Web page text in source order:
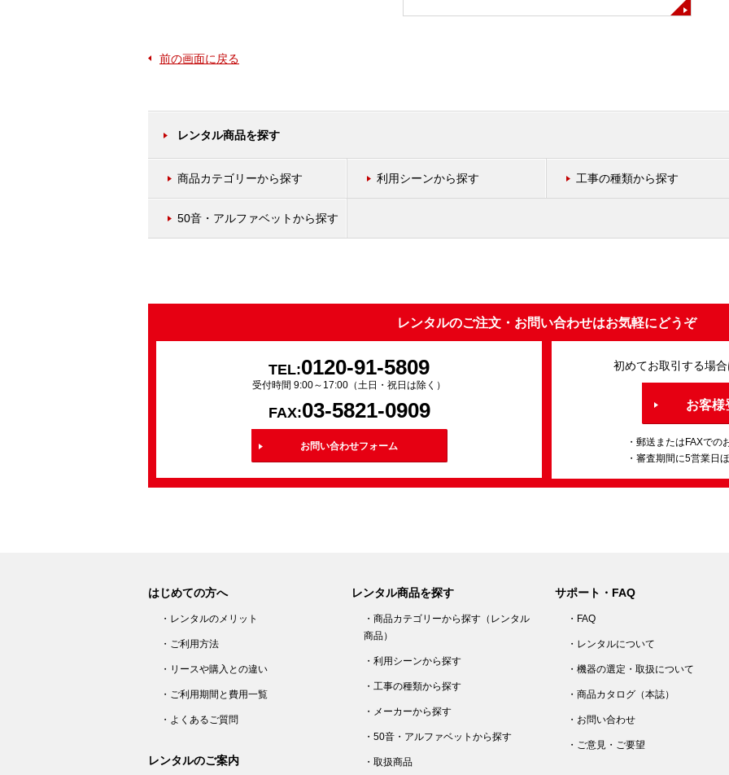
前の画面に戻る
レンタル商品を探す
商品カテゴリーから探す 利用シーンから探す 工事の種類から探す
50音・アルファベットから探す
レンタルのご注文・お問い合わせはお気軽にどうぞ
TEL:0120-91-5809
受付時間 9:00～17:00（土日・祝日は除く）
FAX:03-5821-0909
お問い合わせフォーム
初めてお取引する場
お客様
・郵送またはFAXでの
・審査期間に5営業日
はじめての方へ
・レンタルのメリット
・ご利用方法
・リースや購入との違い
・ご利用期間と費用一覧
・よくあるご質問
レンタルのご案内
レンタル商品を探す
・商品カテゴリーから探す（レンタル
商品）
・利用シーンから探す
・工事の種類から探す
・メーカーから探す
・50音・アルファベットから探す
・取扱商品
サポート・FAQ
・FAQ
・レンタルについて
・機器の選定・取扱について
・商品カタログ（本誌）
・お問い合わせ
・ご意見・ご要望